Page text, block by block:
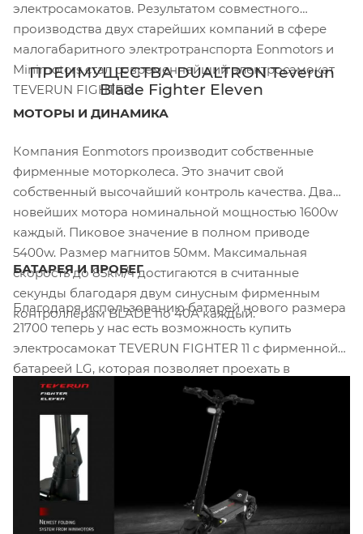
электросамокатов. Результатом совместного
производства двух старейших компаний в сфере
малогабаритного электротранспорта Eonmotors и
Minimotors стал современнейший электросамокат
TEVERUN FIGHTER.
ПРЕИМУЩЕСТВА DUALTRON Teverun
Blade Fighter Eleven
МОТОРЫ И ДИНАМИКА
Компания Eonmotors производит собственные
фирменные моторколеса. Это значит свой
собственный высочайший контроль качества. Два
новейших мотора номинальной мощностью 1600w
каждый. Пиковое значение в полном приводе
5400w. Размер магнитов 50мм. Максимальная
скорость до 85км/ч достигаются в считанные
секунды благодаря двум синусным фирменным
контроллерам BLADE по 40А каждый.
БАТАРЕЯ И ПРОБЕГ
Благодаря использованию батарей нового размера
21700 теперь у нас есть возможность купить
электросамокат TEVERUN FIGHTER 11 с фирменной
батареей LG, которая позволяет проехать в
экономном режиме до 80-90км. Надежные и
высококачественные ячейки LG M50L обладают
хорошими токами и ёмкостью, а за управление
батареей отвечает фирменная BMS.